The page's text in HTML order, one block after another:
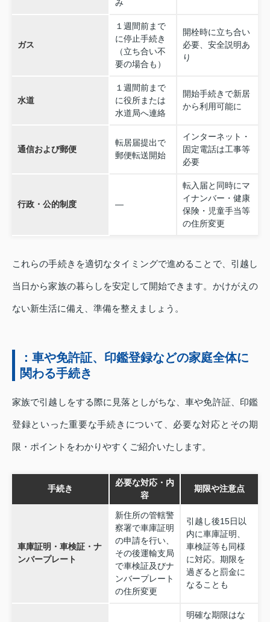
み
ガス
１週間前まで
に停止手続き
（立ち合い不
要の場合も）
開栓時に立ち合い
必要、安全説明あ
り
水道
１週間前まで
に役所または
水道局へ連絡
開始手続きで新居
から利用可能に
通信および郵便
転居届提出で
郵便転送開始
インターネット・
固定電話は工事等
必要
行政・公的制度 ―
転入届と同時にマ
イナンバー・健康
保険・児童手当等
の住所変更
これらの手続きを適切なタイミングで進めることで、引越し
当日から家族の暮らしを安定して開始できます。かけがえの
ない新生活に備え、準備を整えましょう。
：車や免許証、印鑑登録などの家庭全体に
関わる手続き
家族で引越しをする際に見落としがちな、車や免許証、印鑑
登録といった重要な手続きについて、必要な対応とその期
限・ポイントをわかりやすくご紹介いたします。
手続き
必要な対応・内
容
期限や注意点
車庫証明・車検証・ナ
ンバープレート
新住所の管轄警
察署で車庫証明
の申請を行い、
その後運輸支局
で車検証及びナ
ンバープレート
の住所変更
引越し後15日以
内に車庫証明、
車検証等も同様
に対応。期限を
過ぎると罰金に
なることも
明確な期限はな